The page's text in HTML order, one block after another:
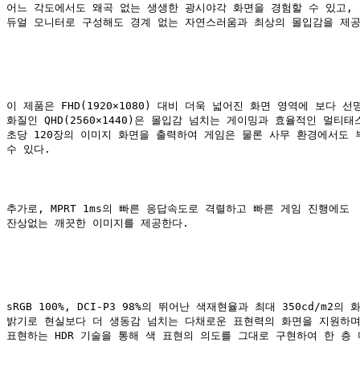
어느 각도에서도 왜곡 없는 생생한 광시야각 화면을 경험할 수 있고 ,
듀얼 모니터로 구성해도 경계 없는 자연스러움과 최상의 몰입감을 제
이 제품은 FHD(1920×1080) 대비 더욱 넓어진 화면 영역에 보다 선
화질인
QHD(2560×1440) 은 몰입감 넘치는 게이밍과 효율적인 멀티태
초당 120장의 이미지 화면을 출력하여 게임은 물론 사무 환경에서도
수 있다 .
추가로 , MPRT 1ms의 빠른 응답속도로 격렬하고 빠른 게임 진행에도
잔상없는 깨끗한 이미지를 제공한다 .
sRGB 100%, DCI-P3 98%의 뛰어난 색재현율과 최대 350cd/m2의
밝기로 현실보다 더 생동감 넘치는 다채로운 표현력의 화면을 지원하며
표현하는 HDR 기술을 통해 색 표현의 의도를 그대로 구현하여 한 층